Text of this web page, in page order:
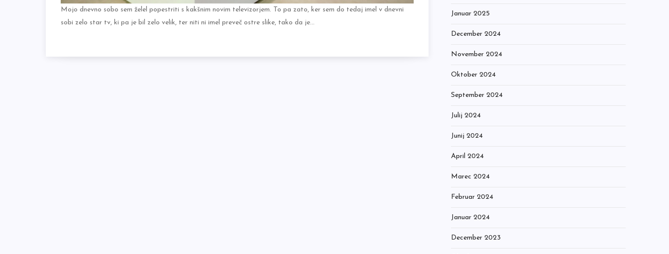
Mojo dnevno sobo sem želel popestriti s kakšnim novim televizorjem. To pa zato, ker sem do tedaj imel v dnevni
sobi zelo star tv, ki pa je bil zelo velik, ter niti ni imel preveč ostre slike, tako da je…
Januar 2025
December 2024
November 2024
Oktober 2024
September 2024
Julij 2024
Junij 2024
April 2024
Marec 2024
Februar 2024
Januar 2024
December 2023